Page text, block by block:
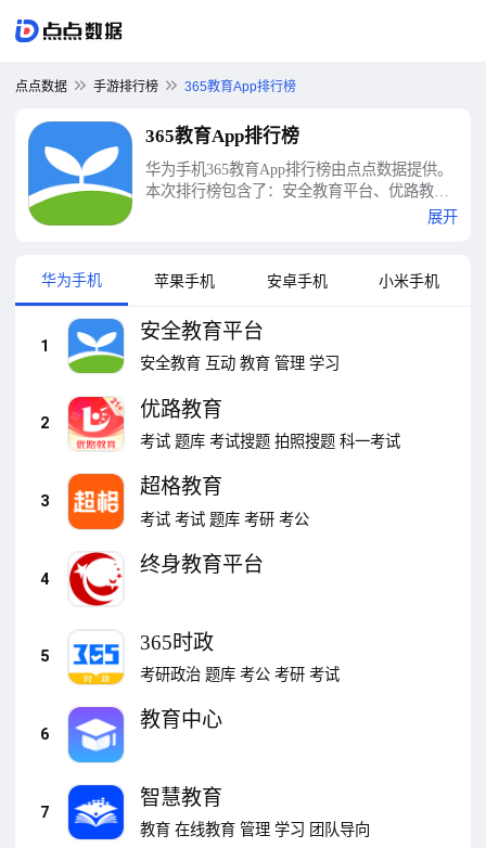
点点数据 手游排行榜 365教育App排行榜
365教育App排行榜
华为手机365教育App排行榜由点点数据提供。
本次排行榜包含了：安全教育平台、优路教
育、超格教育、终身教育平台、365时政、教育
展开
华为手机 苹果手机 安卓手机 小米手机
1
安全教育平台
安全教育 互动 教育 管理 学习
2
优路教育
考试 题库 考试搜题 拍照搜题 科一考试
3
超格教育
考试 考试 题库 考研 考公
4
终身教育平台
5
365时政
考研政治 题库 考公 考研 考试
6
教育中心
7
智慧教育
教育 在线教育 管理 学习 团队导向